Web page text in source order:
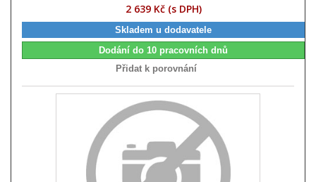
2 639 Kč (s DPH)
Skladem u dodavatele
Dodání do 10 pracovních dnů
Přidat k porovnání